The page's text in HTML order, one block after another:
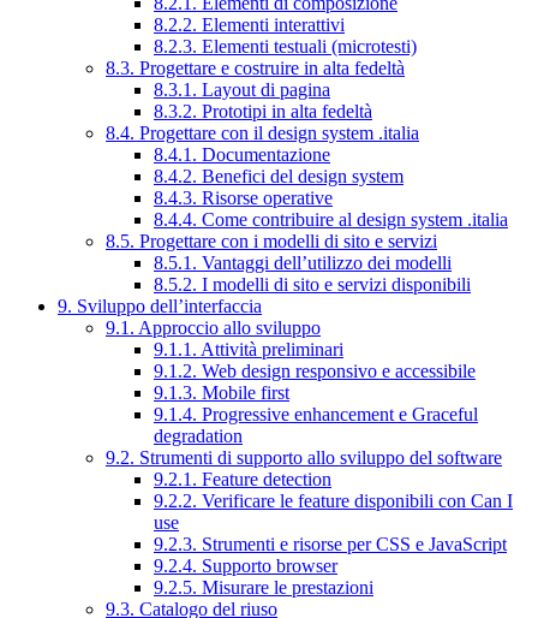
8.2.2. Elementi interattivi
8.2.3. Elementi testuali (microtesti)
8.3. Progettare e costruire in alta fedeltà
8.3.1. Layout di pagina
8.3.2. Prototipi in alta fedeltà
8.4. Progettare con il design system .italia
8.4.1. Documentazione
8.4.2. Benefici del design system
8.4.3. Risorse operative
8.4.4. Come contribuire al design system .italia
8.5. Progettare con i modelli di sito e servizi
8.5.1. Vantaggi dell’utilizzo dei modelli
8.5.2. I modelli di sito e servizi disponibili
9. Sviluppo dell’interfaccia
9.1. Approccio allo sviluppo
9.1.1. Attività preliminari
9.1.2. Web design responsivo e accessibile
9.1.3. Mobile first
9.1.4. Progressive enhancement e Graceful
degradation
9.2. Strumenti di supporto allo sviluppo del software
9.2.1. Feature detection
9.2.2. Verificare le feature disponibili con Can I
use
9.2.3. Strumenti e risorse per CSS e JavaScript
9.2.4. Supporto browser
9.2.5. Misurare le prestazioni
9.3. Catalogo del riuso